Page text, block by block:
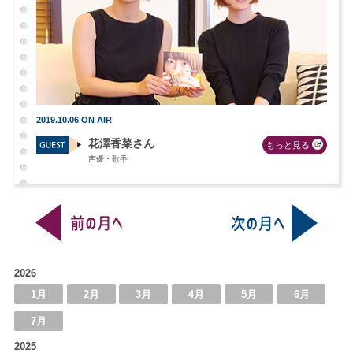
2019.10.06 ON AIR
花澤香菜さん
声優・歌手
もっと見る
2026
1月
2月 3月 4月 5月 6月
7月
2025